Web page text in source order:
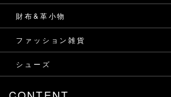
財布&革小物
ファッション雑貨
シューズ